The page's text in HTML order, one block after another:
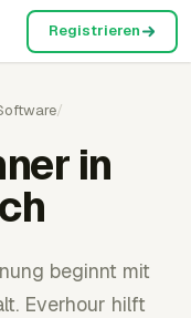
Registrieren
/
in
beginnt mit
Everhour hilft